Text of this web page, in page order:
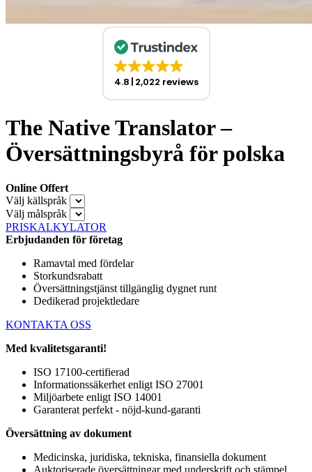
4.8 2,022 reviews
The Native Translator –
Översättningsbyrå för polska
Online Offert
Välj källspråk
Välj målspråk
PRISKALKYLATOR
Erbjudanden för företag
Ramavtal med fördelar
Storkundsrabatt
Översättningstjänst tillgänglig dygnet runt
Dedikerad projektledare
KONTAKTA OSS
Med kvalitetsgaranti!
ISO 17100-certifierad
Informationssäkerhet enligt ISO 27001
Miljöarbete enligt ISO 14001
Garanterat perfekt - nöjd-kund-garanti
Översättning av dokument
Medicinska, juridiska, tekniska, finansiella dokument
Auktoriserade översättningar med underskrift och stämpel